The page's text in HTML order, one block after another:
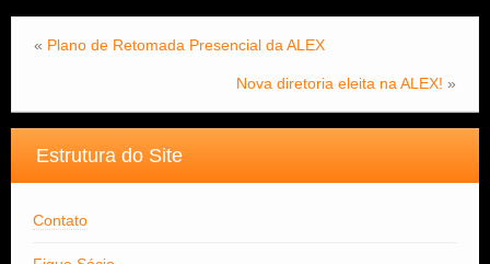
« Plano de Retomada Presencial da ALEX
Nova diretoria eleita na ALEX! »
Estrutura do Site
Contato